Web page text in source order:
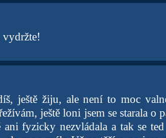
vydržte!
ještě žiju, ale není to moc
ještě loni jsem se starala o
fyzicky nezvládala a tak se